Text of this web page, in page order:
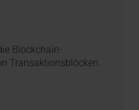
Blockchain-
Transaktionsblöcken.